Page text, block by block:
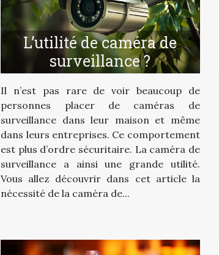
L’utilité de caméra de
surveillance ?
Il n’est pas rare de voir beaucoup de
personnes placer de caméras de
surveillance dans leur maison et même
dans leurs entreprises. Ce comportement
est plus d’ordre sécuritaire. La caméra de
surveillance a ainsi une grande utilité.
Vous allez découvrir dans cet article la
nécessité de la caméra de...